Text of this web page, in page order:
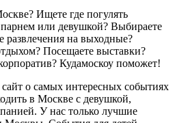
Ищете где погулять
парнем или девушкой? Выбираете
развлечения на выходные?
Посещаете выставки?
Кудамоскоу поможет!
о самых интересных событиях
в Москве с девушкой,
У нас только лучшие